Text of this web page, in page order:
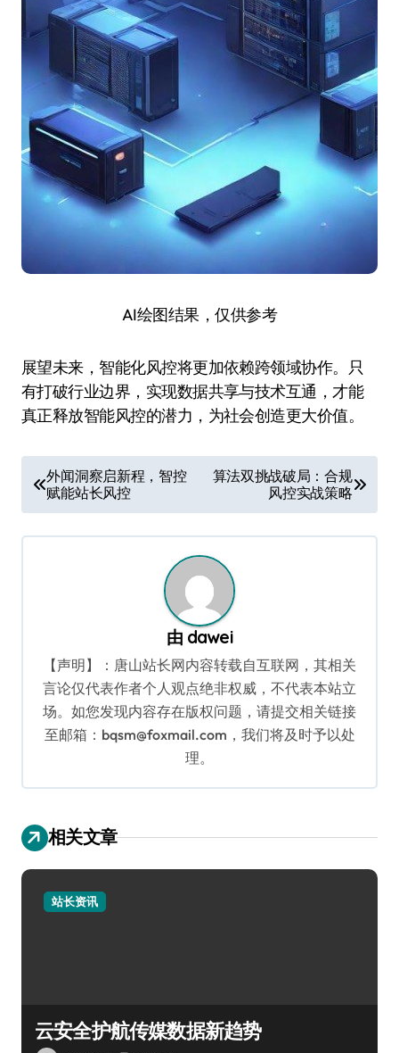
AI绘图结果，仅供参考
展望未来，智能化风控将更加依赖跨领域协作。只
有打破行业边界，实现数据共享与技术互通，才能
真正释放智能风控的潜力，为社会创造更大价值。
章
导
外闻洞察启新程，智控
赋能站长风控
算法双挑战破局：合规
风控实战策略
由 dawei
【声明】：唐山站长网内容转载自互联网，其相关
言论仅代表作者个人观点绝非权威，不代表本站立
场。如您发现内容存在版权问题，请提交相关链接
至邮箱：bqsm@foxmail.com，我们将及时予以处
理。
相关文章
站长资讯
云安全护航传媒数据新趋势